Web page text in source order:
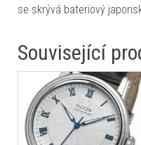
se skrývá bateriový
Související